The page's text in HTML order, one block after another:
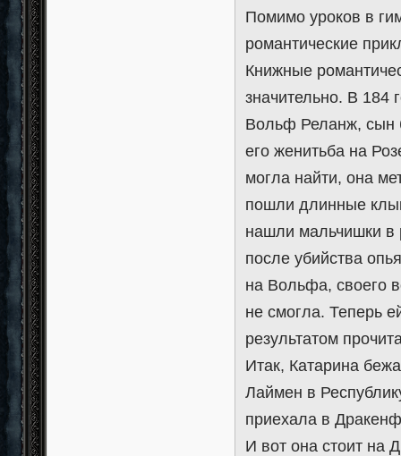
Помимо уроков в
романтические
Книжные
значительно. В 184
Вольф Реланж, сын
его женитьба на
могла найти, она
пошли длинные
нашли мальчишки в
после убийства
на Вольфа, своего
не смогла. Теперь
результатом
Итак, Катарина
Лаймен в
приехала в
И вот она стоит на